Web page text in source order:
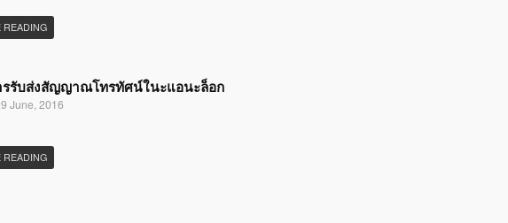
READING
รับส่งสัญญาณโทรทัศน์ในะแอนะล็อก
June, 2016
READING